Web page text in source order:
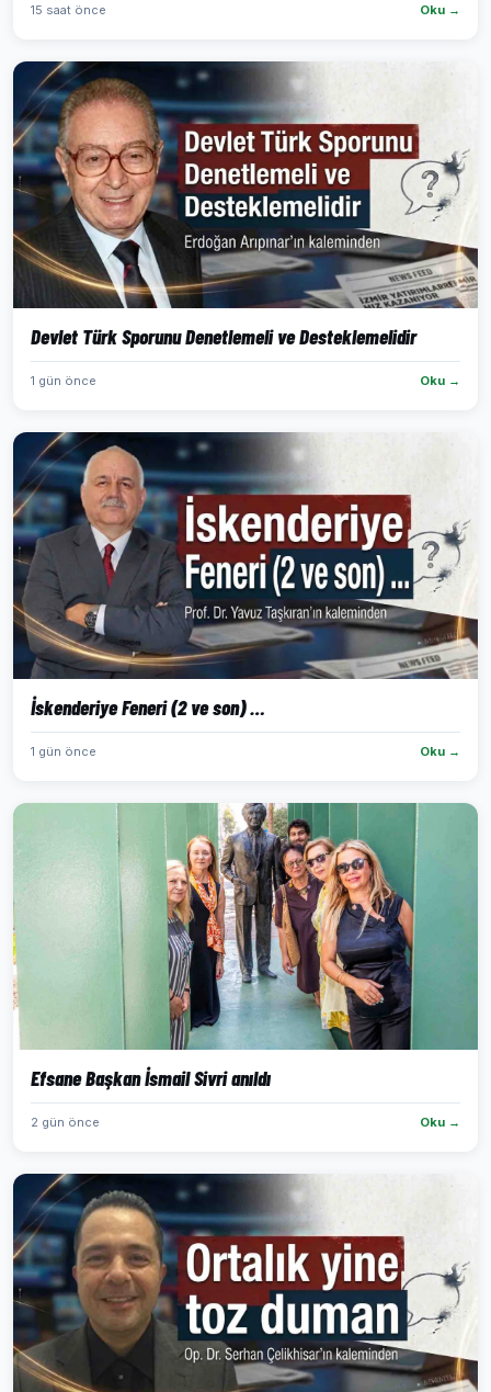
15 saat önce Oku →
Devlet Türk Sporunu Denetlemeli ve Desteklemelidir
1 gün önce Oku →
İskenderiye Feneri (2 ve son) …
1 gün önce Oku →
Efsane Başkan İsmail Sivri anıldı
2 gün önce Oku →